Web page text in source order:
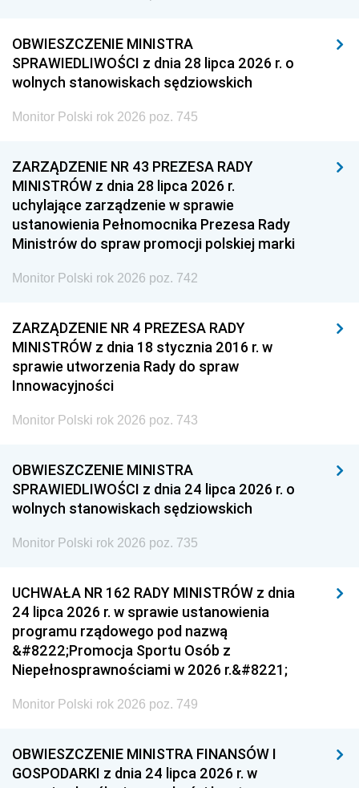
OBWIESZCZENIE MINISTRA
SPRAWIEDLIWOŚCI z dnia 28 lipca 2026 r. o
wolnych stanowiskach sędziowskich
Monitor Polski rok 2026 poz. 745
ZARZĄDZENIE NR 43 PREZESA RADY
MINISTRÓW z dnia 28 lipca 2026 r.
uchylające zarządzenie w sprawie
ustanowienia Pełnomocnika Prezesa Rady
Ministrów do spraw promocji polskiej marki
Monitor Polski rok 2026 poz. 742
ZARZĄDZENIE NR 4 PREZESA RADY
MINISTRÓW z dnia 18 stycznia 2016 r. w
sprawie utworzenia Rady do spraw
Innowacyjności
Monitor Polski rok 2026 poz. 743
OBWIESZCZENIE MINISTRA
SPRAWIEDLIWOŚCI z dnia 24 lipca 2026 r. o
wolnych stanowiskach sędziowskich
Monitor Polski rok 2026 poz. 735
UCHWAŁA NR 162 RADY MINISTRÓW z dnia
24 lipca 2026 r. w sprawie ustanowienia
programu rządowego pod nazwą
&#8222;Promocja Sportu Osób z
Niepełnosprawnościami w 2026 r.&#8221;
Monitor Polski rok 2026 poz. 749
OBWIESZCZENIE MINISTRA FINANSÓW I
GOSPODARKI z dnia 24 lipca 2026 r. w